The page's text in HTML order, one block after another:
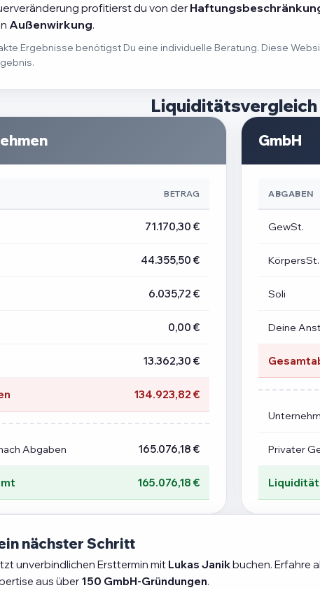
profitierst du von der
Außenwirkung.
Ergebnisse benötigst Du eine individuelle Beratung. Diese
Liquiditätsvergleich
BETRAG
71.170,30 €
44.355,50 €
6.035,72 €
0,00 €
13.362,30 €
134.923,82 €
Abgaben 165.076,18 €
165.076,18 €
GmbH
ABGABEN
GewSt.
KörpersSt.
Soli
Deine
Privater
nächster Schritt
unverbindlichen Ersttermin mit Lukas Janikbuchen. Erfahre
aus über 150 GmbH-Gründungen.